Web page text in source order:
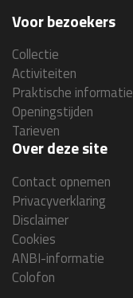
Voor bezoekers
Collectie
Activiteiten
Praktische informatie
Openingstijden
Tarieven
Over deze site
Contact opnemen
Privacyverklaring
Disclaimer
Cookies
ANBI-informatie
Colofon